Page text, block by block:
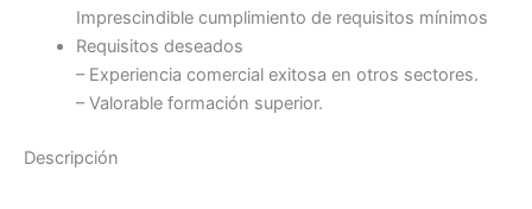
Imprescindible cumplimiento de requisitos mínimos
Requisitos deseados
– Experiencia comercial exitosa en otros sectores.
– Valorable formación superior.
Descripción